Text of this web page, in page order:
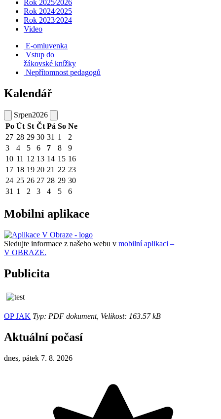
Rok 2025⁄2026
Rok 2024⁄2025
Rok 2023⁄2024
Video
E-omluvenka
Vstup do
žákovské knížky
Nepřítomnost pedagogů
Kalendář
Srpen2026
Po Út St Čt Pá So Ne
27 28 29 30 31 1
2
3
4 5 6 7 8
9
10 11 12 13 14 15 16
17 18 19 20 21 22 23
24 25 26 27 28 29 30
31 1 2 3 4 5 6
Mobilní aplikace
Sledujte informace z našeho webu v mobilní aplikaci –
V OBRAZE.
Publicita
OP JAK Typ: PDF dokument, Velikost: 163.57 kB
Aktuální počasí
dnes, pátek 7. 8. 2026